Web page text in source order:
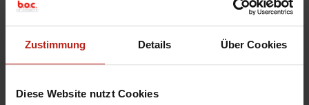
Zustimmung Details Über Cookies
Diese Website nutzt Cookies
Grundlagen Zertifikate /
Zertifikatsketten /